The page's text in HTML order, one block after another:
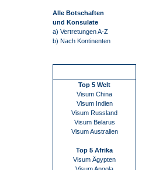
Alle Botschaften
und Konsulate
a) Vertretungen A-Z
b) Nach Kontinenten
Top 5 Welt
Visum China
Visum Indien
Visum Russland
Visum Belarus
Visum Australien
Top 5 Afrika
Visum Ägypten